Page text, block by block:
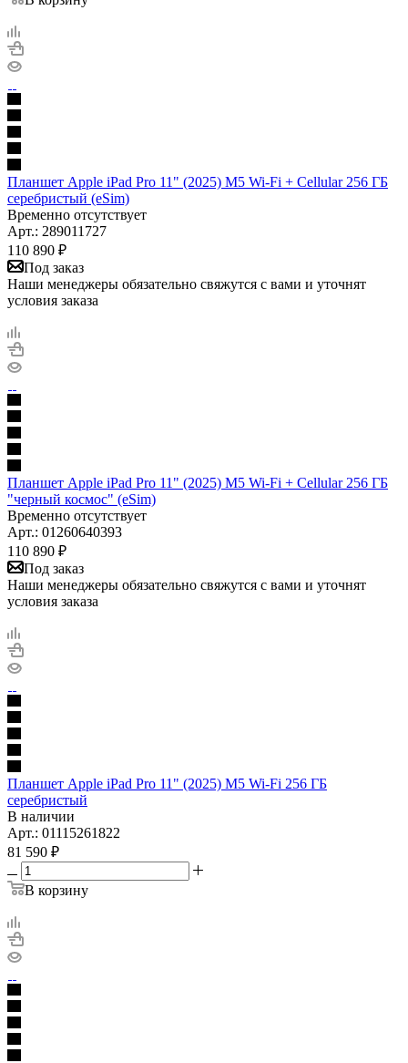
Планшет Apple iPad Pro 11" (2025) M5 Wi-Fi + Cellular 256 ГБ
серебристый (eSim)
Временно отсутствует
Арт.: 289011727
110 890 ₽
Под заказ
Наши менеджеры обязательно свяжутся с вами и уточнят
условия заказа
Планшет Apple iPad Pro 11" (2025) M5 Wi-Fi + Cellular 256 ГБ
"черный космос" (eSim)
Временно отсутствует
Арт.: 01260640393
110 890 ₽
Под заказ
Наши менеджеры обязательно свяжутся с вами и уточнят
условия заказа
Планшет Apple iPad Pro 11" (2025) M5 Wi-Fi 256 ГБ
серебристый
В наличии
Арт.: 01115261822
81 590 ₽
В корзину